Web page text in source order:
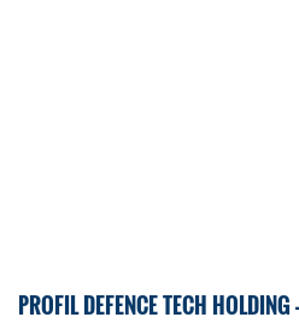
PROFIL DEFENCE TECH